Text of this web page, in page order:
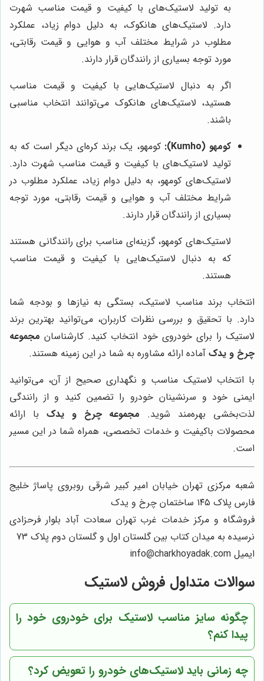
به تولید لاستیک‌های با کیفیت و قیمت مناسب شهرت
دارد. لاستیک‌های هانکوک، به دلیل دوام زیاد، عملکرد
مطلوب در شرایط مختلف آب و هوایی و قیمت رقابتی،
مورد توجه بسیاری از رانندگان قرار دارند.
اگر به دنبال لاستیک‌هایی با کیفیت و قیمت مناسب
هستید، لاستیک‌های هانکوک می‌توانند انتخاب مناسبی
باشند.
کومهو (Kumho):
کومهو، یک برند کره‌ای دیگر است که به
تولید لاستیک‌های با کیفیت و قیمت مناسب شهرت دارد.
لاستیک‌های کومهو، به دلیل دوام زیاد، عملکرد مطلوب در
شرایط مختلف آب و هوایی و قیمت رقابتی، مورد توجه
بسیاری از رانندگان قرار دارند.
لاستیک‌های کومهو، گزینه‌ای مناسب برای رانندگانی هستند
که به دنبال لاستیک‌هایی با کیفیت و قیمت مناسب
هستند.
انتخاب برند مناسب لاستیک، بستگی به نیازها و بودجه شما
دارد. با تحقیق و بررسی نظرات کاربران، می‌توانید بهترین برند
لاستیک را برای خودروی خود انتخاب کنید. کارشناسان مجموعه
چرخ و یدک آماده ارائه مشاوره به شما در این زمینه هستند.
با انتخاب لاستیک مناسب و نگهداری صحیح از آن، می‌توانید
ایمنی خود و سرنشینان خودرو را تضمین کنید و از رانندگی
لذت‌بخشی بهره‌مند شوید. مجموعه چرخ و یدک با ارائه
محصولات باکیفیت و خدمات تخصصی، همراه شما در این مسیر
است.
شعبه مرکزی تهران خیابان امیر کبیر شرقی روبروی پاساژ خلیج
فارس پلاک ۱۴۵ ساختمان چرخ و یدک
فروشگاه و مرکز خدمات غرب تهران سعادت آباد بلوار فرحزادی
نرسیده به میدان کتاب بین گلستان اول و گلستان دوم پلاک 73
ایمیل info@charkhoyadak.com
سوالات متداول فروش لاستیک
چگونه سایز مناسب لاستیک برای خودروی خود را
پیدا کنم؟
چه زمانی باید لاستیک‌های خودرو را تعویض کرد؟